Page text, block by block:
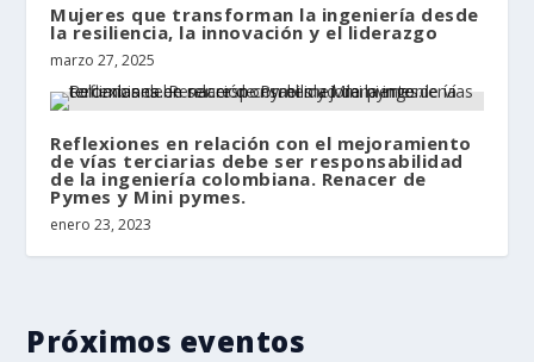
Mujeres que transforman la ingeniería desde
la resiliencia, la innovación y el liderazgo
marzo 27, 2025
Reflexiones en relación con el mejoramiento
de vías terciarias debe ser responsabilidad
de la ingeniería colombiana. Renacer de
Pymes y Mini pymes.
enero 23, 2023
Próximos eventos